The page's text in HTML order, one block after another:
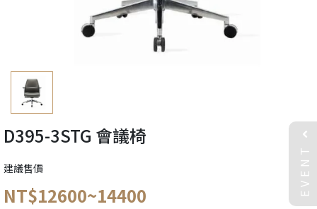
D395-3STG 會議椅
建議售價
NT$12600~14400 EVENT